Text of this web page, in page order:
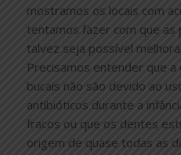
mostramos os locais com
tentamos fazer com que as
talvez seja possível
Precisamos entender que
bucais não são devido ao
antibióticos durante a
fracos ou que os dentes
origem de quase todas as